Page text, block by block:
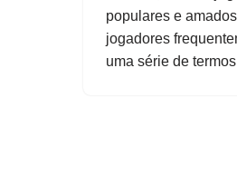
populares e
jogadores
uma série de